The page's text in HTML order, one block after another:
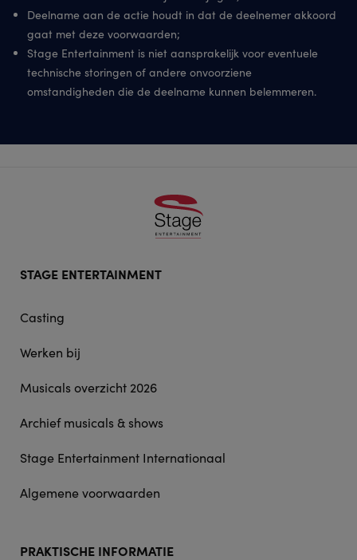
Deelname aan de actie houdt in dat de deelnemer akkoord
gaat met deze voorwaarden;
Stage Entertainment is niet aansprakelijk voor eventuele
technische storingen of andere onvoorziene
omstandigheden die de deelname kunnen belemmeren.
STAGE ENTERTAINMENT
Casting
Werken bij
Musicals overzicht 2026
Archief musicals & shows
Stage Entertainment Internationaal
Algemene voorwaarden
PRAKTISCHE INFORMATIE